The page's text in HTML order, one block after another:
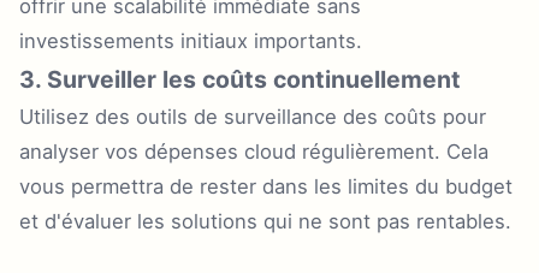
offrir une scalabilité immédiate sans
investissements initiaux importants.
3. Surveiller les coûts continuellement
Utilisez des outils de surveillance des coûts pour
analyser vos dépenses cloud régulièrement. Cela
vous permettra de rester dans les limites du budget
et d'évaluer les solutions qui ne sont pas rentables.